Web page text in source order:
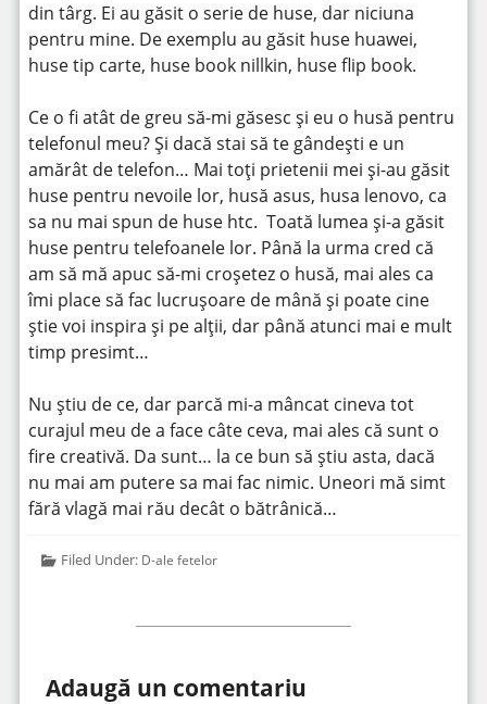
din târg. Ei au găsit o serie de huse, dar niciuna
pentru mine. De exemplu au găsit huse huawei,
huse tip carte, huse book nillkin, huse flip book.
Ce o fi atât de greu să-mi găsesc și eu o husă pentru
telefonul meu? Și dacă stai să te gândești e un
amărât de telefon… Mai toți prietenii mei și-au găsit
huse pentru nevoile lor, husă asus, husa lenovo, ca
sa nu mai spun de huse htc. Toată lumea și-a găsit
huse pentru telefoanele lor. Până la urma cred că
am să mă apuc să-mi croșetez o husă, mai ales ca
îmi place să fac lucrușoare de mână și poate cine
știe voi inspira și pe alții, dar până atunci mai e mult
timp presimt…
Nu știu de ce, dar parcă mi-a mâncat cineva tot
curajul meu de a face câte ceva, mai ales că sunt o
fire creativă. Da sunt… la ce bun să știu asta, dacă
nu mai am putere sa mai fac nimic. Uneori mă simt
fără vlagă mai rău decât o bătrânică…
Filed Under: D-ale fetelor
Adaugă un comentariu